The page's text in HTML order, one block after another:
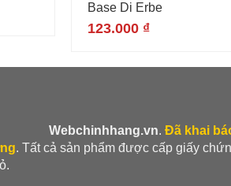
Base Di Erbe
123.000 ₫
Webchinhhang.vn. Đã khai
. Tất cả sản phẩm được cấp giấy